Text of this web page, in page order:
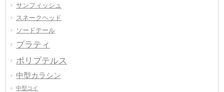
サンフィッシュ
スネークヘッド
ソードテール
プラティ
ポリプテルス
中型カラシン
中型コイ